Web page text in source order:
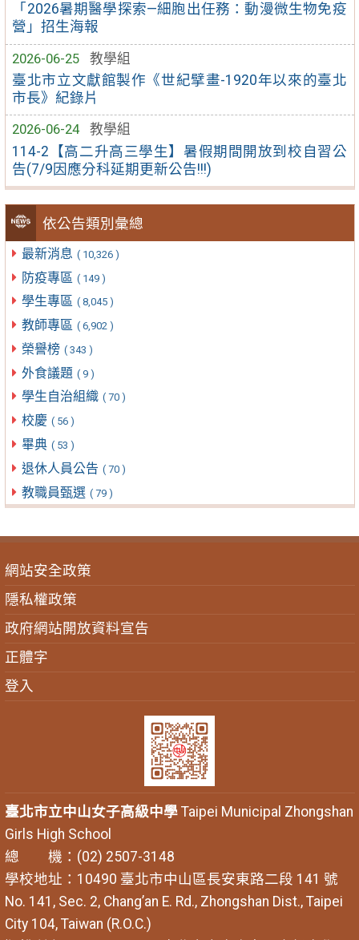
「2026暑期醫學探索—細胞出任務：動漫微生物免疫
營」招生海報
2026-06-25
教學組
臺北市立文獻館製作《世紀擘畫-1920年以來的臺北
市長》紀錄片
2026-06-24
教學組
114-2【高二升高三學生】暑假期間開放到校自習公
告(7/9因應分科延期更新公告!!!)
依公告類別彙總
最新消息 ( 10,326 )
防疫專區 ( 149 )
學生專區 ( 8,045 )
教師專區 ( 6,902 )
榮譽榜 ( 343 )
外食議題 ( 9 )
學生自治組織 ( 70 )
校慶 ( 56 )
畢典 ( 53 )
退休人員公告 ( 70 )
教職員甄選 ( 79 )
網站安全政策
隱私權政策
政府網站開放資料宣告
正體字
登入
臺北市立中山女子高級中學Taipei Municipal Zhongshan
Girls High School
總 機：(02) 2507-3148
學校地址：10490 臺北市中山區長安東路二段 141 號
No. 141, Sec. 2, Chang’an E. Rd., Zhongshan Dist., Taipei
City 104, Taiwan (R.O.C.)